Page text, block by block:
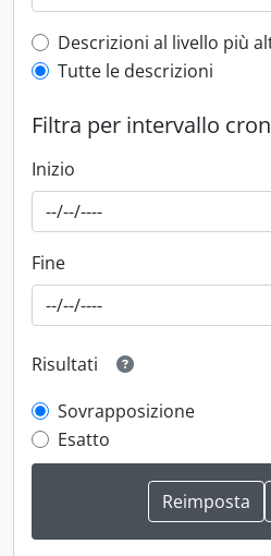
Top-level description
Descrizioni al livello più
Tutte le descrizioni
Filtra per intervallo
Inizio
Fine
Risultati
Sovrapposizione
Esatto